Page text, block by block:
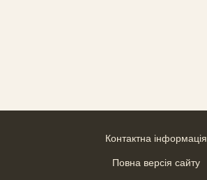
Контактна інформація
Повна версія сайту